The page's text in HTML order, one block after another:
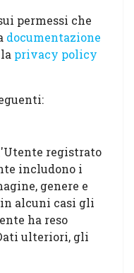
permessi che
documentazione
privacy policy
registrato
includono i
genere e
alcuni casi gli
ha reso
ulteriori, gli